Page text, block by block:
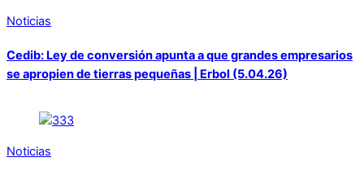
Noticias
Cedib: Ley de conversión apunta a que grandes empresarios
se apropien de tierras pequeñas | Erbol (5.04.26)
Noticias